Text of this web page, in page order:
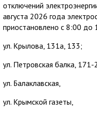
отключений
августа 2026 года
приостановлено с 8:00 до
ул. Крылова, 131а, 133;
ул. Петровская балка,
ул. Балаклавская,
ул. Крымской газеты,